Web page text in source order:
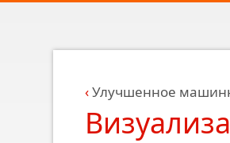
Улучшенное